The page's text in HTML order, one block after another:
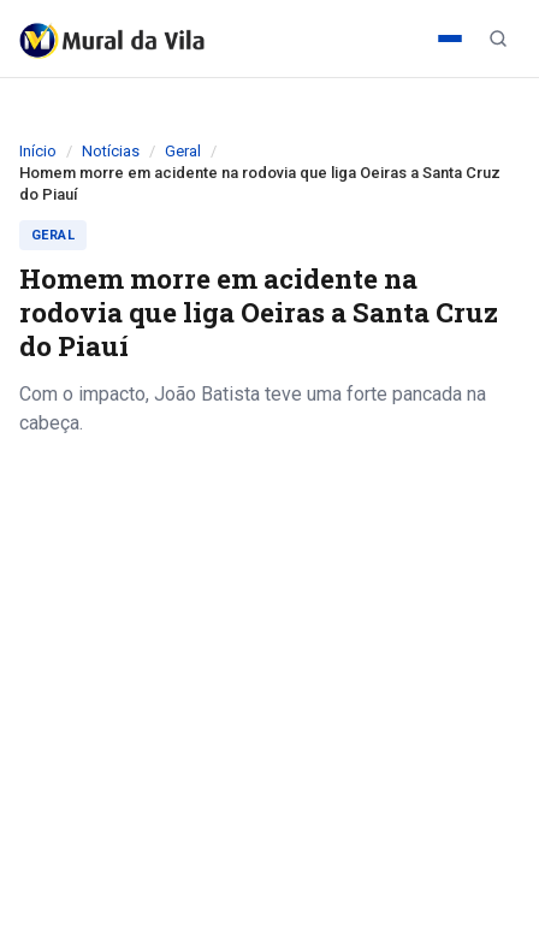
Início Notícias
Geral
Homem morre em acidente na rodovia que liga Oeiras a Santa Cruz
do Piauí
GERAL
Homem morre em acidente na
rodovia que liga Oeiras a Santa Cruz
do Piauí
Com o impacto, João Batista teve uma forte pancada na
cabeça.